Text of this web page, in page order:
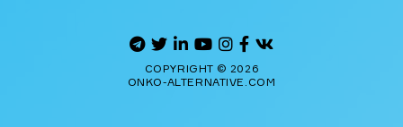
COPYRIGHT © 2026
ONKO-ALTERNATIVE.COM